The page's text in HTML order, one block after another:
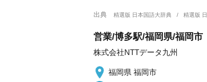
出典 精選版 日本国語大辞典 精選版
営業/博多駅/福岡県/福岡市
株式会社NTTデータ九州
福岡県 福岡市